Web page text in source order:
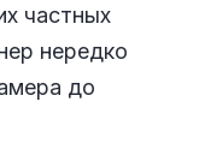
частных
нередко
до